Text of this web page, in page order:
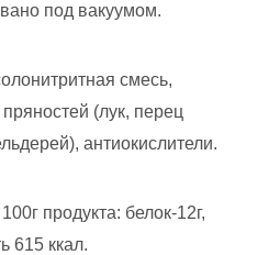
под вакуумом.
смесь,
пряностей (лук, перец
антиокислители.
продукта: белок-12г,
615 ккал.